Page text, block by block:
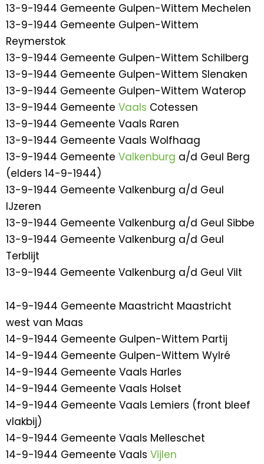
13-9-1944 Gemeente Gulpen-Wittem Mechelen
13-9-1944 Gemeente Gulpen-Wittem
Reymerstok
13-9-1944 Gemeente Gulpen-Wittem Schilberg
13-9-1944 Gemeente Gulpen-Wittem Slenaken
13-9-1944 Gemeente Gulpen-Wittem Waterop
13-9-1944 Gemeente Vaals Cotessen
13-9-1944 Gemeente Vaals Raren
13-9-1944 Gemeente Vaals Wolfhaag
13-9-1944 Gemeente Valkenburg a/d Geul Berg
(elders 14-9-1944)
13-9-1944 Gemeente Valkenburg a/d Geul
IJzeren
13-9-1944 Gemeente Valkenburg a/d Geul Sibbe
13-9-1944 Gemeente Valkenburg a/d Geul
Terblijt
13-9-1944 Gemeente Valkenburg a/d Geul Vilt
14-9-1944 Gemeente Maastricht Maastricht
west van Maas
14-9-1944 Gemeente Gulpen-Wittem Partij
14-9-1944 Gemeente Gulpen-Wittem Wylré
14-9-1944 Gemeente Vaals Harles
14-9-1944 Gemeente Vaals Holset
14-9-1944 Gemeente Vaals Lemiers (front bleef
vlakbij)
14-9-1944 Gemeente Vaals Melleschet
14-9-1944 Gemeente Vaals Vijlen